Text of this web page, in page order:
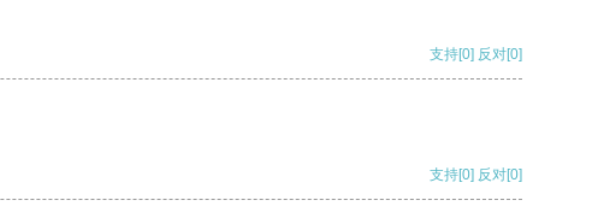
支持[0] 反对[0]
支持[0] 反对[0]